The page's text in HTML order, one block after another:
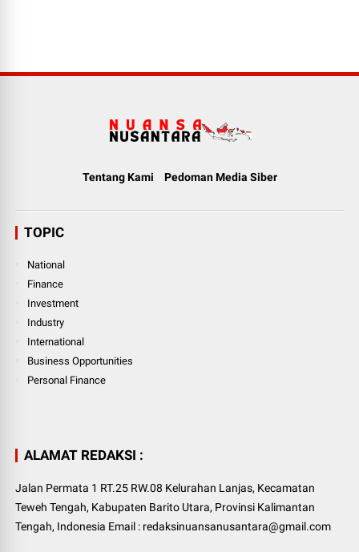
Tentang Kami Pedoman Media Siber
TOPIC
National
Finance
Investment
Industry
International
Business Opportunities
Personal Finance
ALAMAT REDAKSI :
Jalan Permata 1 RT.25 RW.08 Kelurahan Lanjas, Kecamatan
Teweh Tengah, Kabupaten Barito Utara, Provinsi Kalimantan
Tengah, Indonesia Email : redaksinuansanusantara@gmail.com